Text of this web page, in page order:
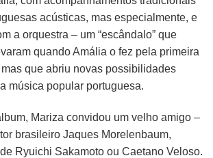
acústicas, mas especialmente, e
a orquestra – um “escândalo” que
quando Amália o fez pela primeira
que abriu novas possibilidades
música popular portuguesa.
Mariza convidou um velho amigo –
brasileiro Jaques Morelenbaum,
Ryuichi Sakamoto ou Caetano Veloso.